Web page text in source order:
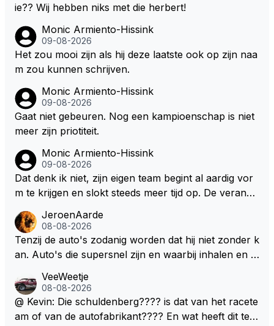
ie?? Wij hebben niks met die herbert!
Monic Armiento-Hissink
09-08-2026
Het zou mooi zijn als hij deze laatste ook op zijn naa
m zou kunnen schrijven.
Monic Armiento-Hissink
09-08-2026
Gaat niet gebeuren. Nog een kampioenschap is niet
meer zijn priotiteit.
Monic Armiento-Hissink
09-08-2026
Dat denk ik niet, zijn eigen team begint al aardig vor
m te krijgen en slokt steeds meer tijd op. De verande
en zullen ben ik bang niet het gewenste effect hebb
en. Mocht het wel zo zijn dan zal het 3 jaar zijn, hoo
guit 5 jaar maar echt niet langer. Vergeet niet, hij hee
em meer plezier gebracht dan de F1 op dit moment.
JeroenAarde
08-08-2026
Tenzij de auto's zodanig worden dat hij niet zonder k
an. Auto's die supersnel zijn en waarbij inhalen en v
ronkende motoren en op de grenzen rijden van de
mogelijkheden. Het ouderwetse racen waarbij de ma
nnen en jongens verdeeld worden. Als deze auto's g
VeeWeetje
08-08-2026
@ Kevin: Die schuldenberg???? is dat van het racete
am of van de autofabrikant???? En wat heeft dit te